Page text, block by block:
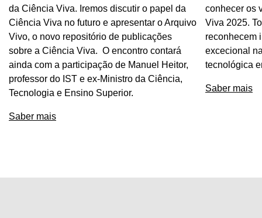
da Ciência Viva. Iremos discutir o papel da
Ciência Viva no futuro e apresentar o Arquivo
Vivo, o novo repositório de publicações
sobre a Ciência Viva. O encontro contará
ainda com a participação de Manuel Heitor,
professor do IST e ex-Ministro da Ciência,
Tecnologia e Ensino Superior.
Saber mais
conhecer os
Viva 2025.
reconhecem
excecional
tecnológica
Saber mais